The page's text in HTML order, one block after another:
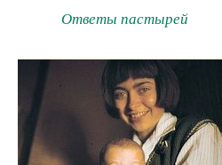
Ответы пастырей